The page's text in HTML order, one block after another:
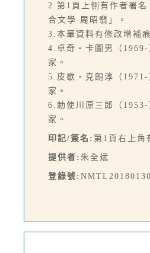
2.第1頁上側有作者署名
合文學 周昭翡」。
3.本筆資料有修改增補痕
4.卓奇‧卡圖男（1969-
家。
5.皮歇‧克朗淳（1971-
家。
6.勅使川原三郎（1953-
家。
印記/簽名: 第1頁右上角
提供者: 朱全斌
登錄號: